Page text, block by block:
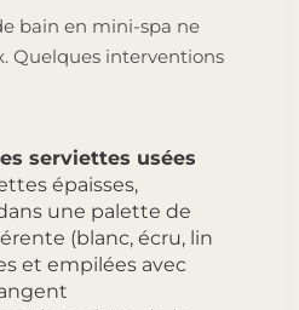
bain en mini-spa ne
Quelques interventions
serviettes usées
épaisses,
une palette de
(blanc, écru, lin
et empilées avec